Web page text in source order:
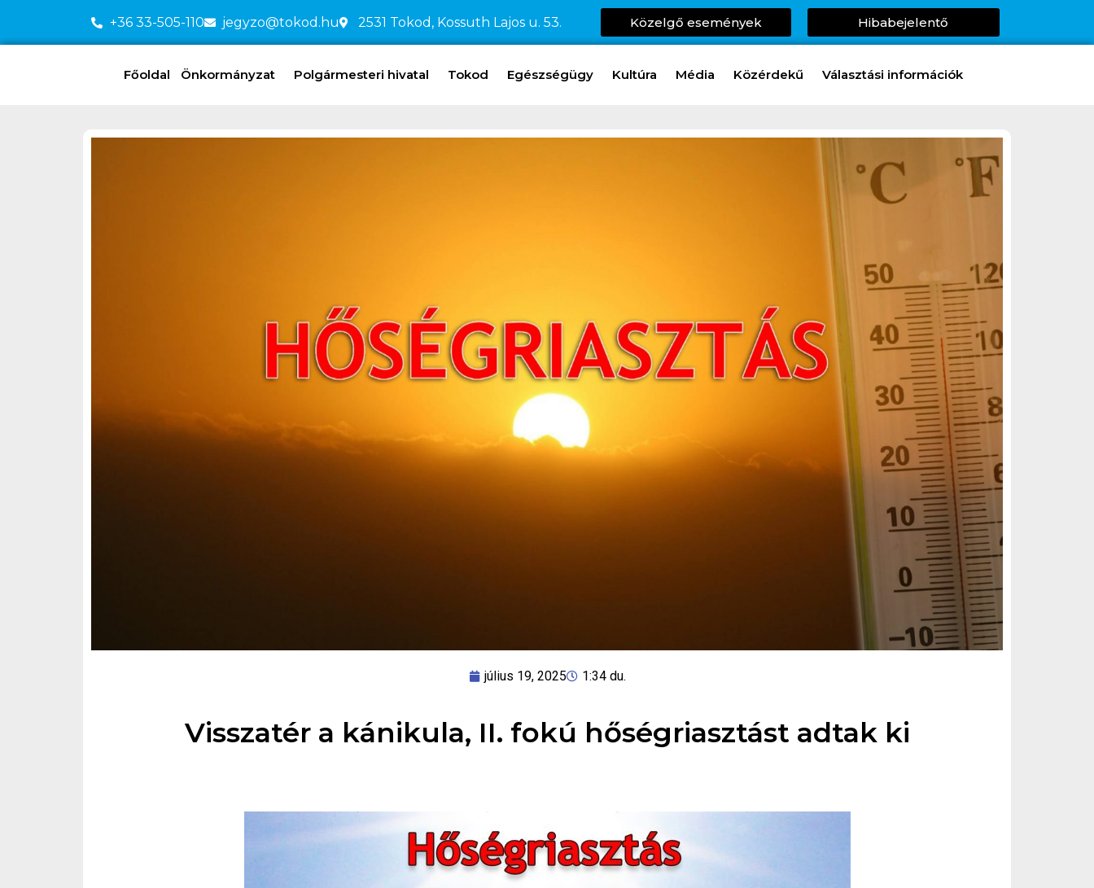
+36 33-505-110 jegyzo@tokod.hu 2531 Tokod, Kossuth Lajos u. 53. Közelgő események Hibabejelentő
Főoldal Önkormányzat Polgármesteri hivatal Tokod Egészségügy Kultúra Média Közérdekű Választási információk
július 19, 2025 1:34 du.
Visszatér a kánikula, II. fokú hőségriasztást adtak ki